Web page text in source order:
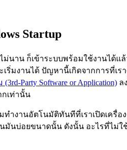
Startup
นาน ก็เข้าระบบพร้อมใช้งานได้แล้
ริ่มงานได้ ปัญหานี้เกิดจากการที่เร
Party Software or Application) ล
กเท่านั้น
ำงานอัตโนมัติทันทีที่เราเปิดเครื่อ
มันบ่อยขนาดนั้น ดังนั้น อะไรที่ไม่ใ